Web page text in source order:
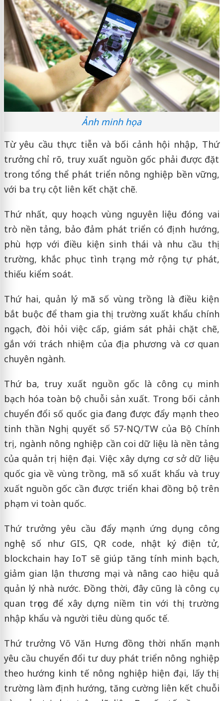
Ảnh minh họa
Từ yêu cầu thực tiễn và bối cảnh hội nhập, Thứ
trưởng chỉ rõ, truy xuất nguồn gốc phải được đặt
trong tổng thể phát triển nông nghiệp bền vững,
với ba trụ cột liên kết chặt chẽ.
Thứ nhất, quy hoạch vùng nguyên liệu đóng vai
trò nền tảng, bảo đảm phát triển có định hướng,
phù hợp với điều kiện sinh thái và nhu cầu thị
trường, khắc phục tình trạng mở rộng tự phát,
thiếu kiểm soát.
Thứ hai, quản lý mã số vùng trồng là điều kiện
bắt buộc để tham gia thị trường xuất khẩu chính
ngạch, đòi hỏi việc cấp, giám sát phải chặt chẽ,
gắn với trách nhiệm của địa phương và cơ quan
chuyên ngành.
Thứ ba, truy xuất nguồn gốc là công cụ minh
bạch hóa toàn bộ chuỗi sản xuất. Trong bối cảnh
chuyển đổi số quốc gia đang được đẩy mạnh theo
tinh thần Nghị quyết số 57-NQ/TW của Bộ Chính
trị, ngành nông nghiệp cần coi dữ liệu là nền tảng
của quản trị hiện đại. Việc xây dựng cơ sở dữ liệu
quốc gia về vùng trồng, mã số xuất khẩu và truy
xuất nguồn gốc cần được triển khai đồng bộ trên
phạm vi toàn quốc.
Thứ trưởng yêu cầu đẩy mạnh ứng dụng công
nghệ số như GIS, QR code, nhật ký điện tử,
blockchain hay IoT sẽ giúp tăng tính minh bạch,
giảm gian lận thương mại và nâng cao hiệu quả
quản lý nhà nước. Đồng thời, đây cũng là công cụ
quan trọng để xây dựng niềm tin với thị trường
nhập khẩu và người tiêu dùng quốc tế.
Thứ trưởng Võ Văn Hưng đồng thời nhấn mạnh
yêu cầu chuyển đổi tư duy phát triển nông nghiệp
theo hướng kinh tế nông nghiệp hiện đại, lấy thị
trường làm định hướng, tăng cường liên kết chuỗi